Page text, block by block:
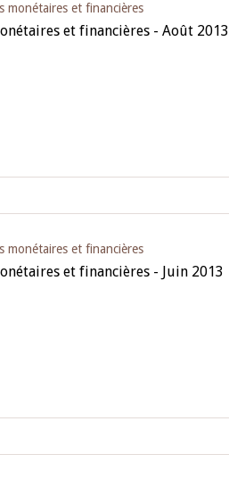
monétaires et financières
et financières - Août 2013
monétaires et financières
et financières - Juin 2013